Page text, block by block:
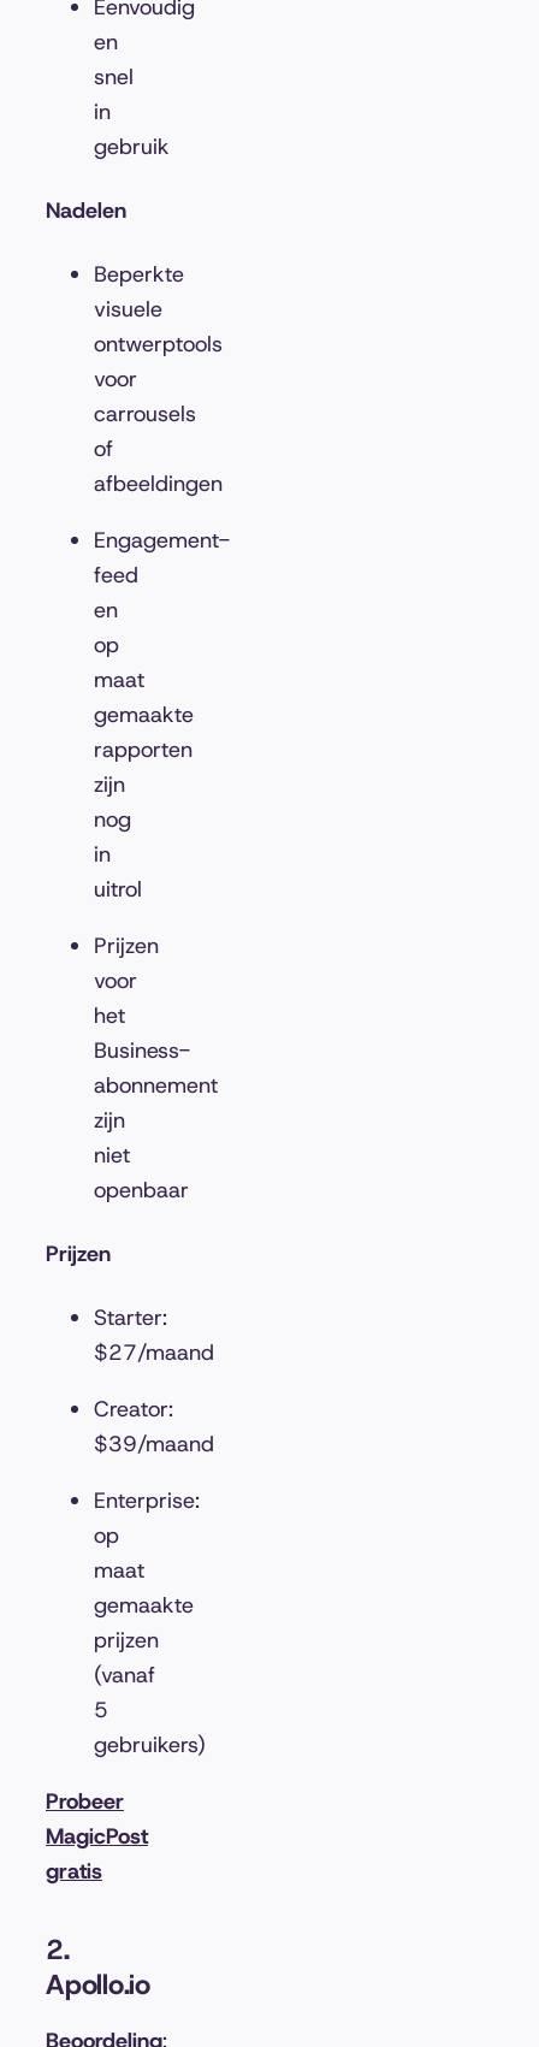
Eenvoudig
en
snel
in
gebruik
Nadelen
Beperkte
visuele
ontwerptools
voor
carrousels
of
afbeeldingen
Engagement-
feed
en
op
maat
gemaakte
rapporten
zijn
nog
in
uitrol
Prijzen
voor
het
Business-
abonnement
zijn
niet
openbaar
Prijzen
Starter:
$27/maand
Creator:
$39/maand
Enterprise:
op
maat
gemaakte
prijzen
(vanaf
5
gebruikers)
Probeer
MagicPost
gratis
2.
Apollo.io
Beoordeling: